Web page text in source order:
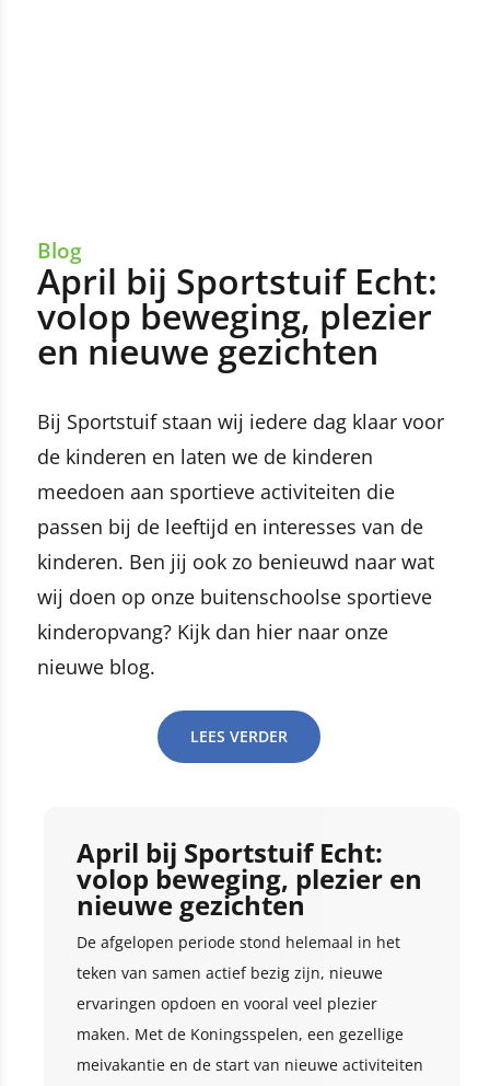
Blog
April bij Sportstuif Echt:
volop beweging, plezier
en nieuwe gezichten
Bij Sportstuif staan wij iedere dag klaar voor
de kinderen en laten we de kinderen
meedoen aan sportieve activiteiten die
passen bij de leeftijd en interesses van de
kinderen. Ben jij ook zo benieuwd naar wat
wij doen op onze buitenschoolse sportieve
kinderopvang? Kijk dan hier naar onze
nieuwe blog.
LEES VERDER
April bij Sportstuif Echt:
volop beweging, plezier en
nieuwe gezichten
De afgelopen periode stond helemaal in het
teken van samen actief bezig zijn, nieuwe
ervaringen opdoen en vooral veel plezier
maken. Met de Koningsspelen, een gezellige
meivakantie en de start van nieuwe activiteiten